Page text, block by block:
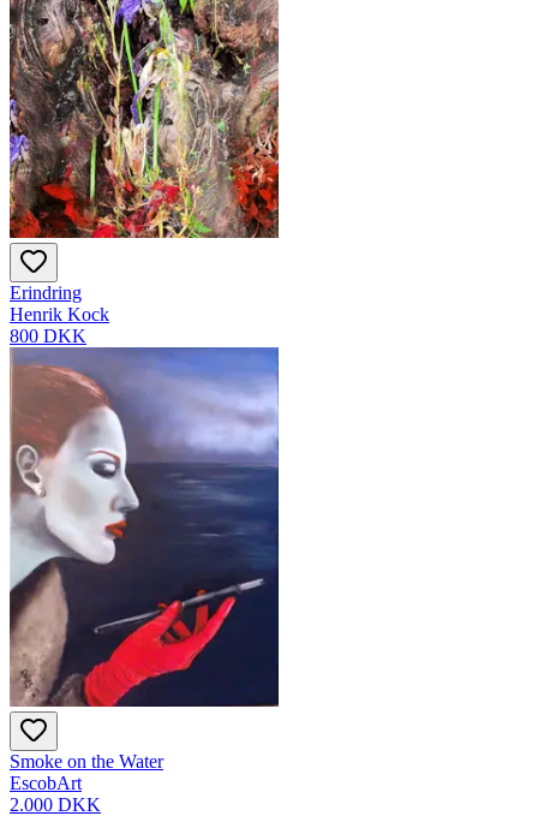
Erindring
Henrik Kock
800 DKK
Smoke on the Water
EscobArt
2.000 DKK